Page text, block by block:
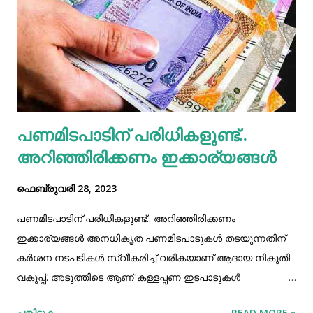
പുറത്തേക്ക്‌ ഇറങ്ങിത്തുടങ്ങിയതോടെ കടിയേല്‍ക്കാനുള്ള
സാധ്യത വളരെക്കൂടുതലാണ്‌. സമീപകാലത്തായി
നഗരമെന്നോ ഗ്രാമമെന്നോ വ്യത്യാസമില്ലാതെ
പാമ്ബുശല്യം കൂടുതലാണ്‌. നാട്ടിന്‍പുറങ്ങളില്‍ ചേര
ഉള്‍പ്പെടെയുള്ള പാമ്ബിനങ്ങള്‍ വീട്ടിനുള്ളില്‍
കയറിക്കൂടുന്നതും നിത്യസംഭവമാണ്‌. ഇതു ജനങ്ങളില്‍ ഭീതി
സൃഷ്‌ടിക്...
പണമിടപാടിന് പരിധികളുണ്ട്..
അറിഞ്ഞിരിക്കണം ഇക്കാര്യങ്ങള്‍
ഫെബ്രുവരി 28, 2023
പണമിടപാടിന് പരിധികളുണ്ട്.. അറിഞ്ഞിരിക്കണം
ഇക്കാര്യങ്ങള്‍ അനധികൃത പണമിടപാടുകള്‍ തടയുന്നതിന്
കര്‍ശന നടപടികള്‍ സ്വീകരിച്ച് വരികയാണ് ആദായ നികുതി
വകുപ്പ്. അടുത്തിടെ ആണ് കള്ളപ്പണ ഇടപാടുകള്‍